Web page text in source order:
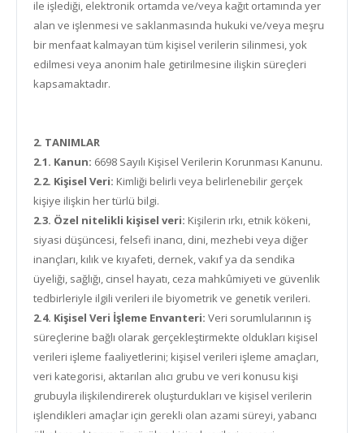
ile işlediği, elektronik ortamda ve/veya kağıt ortamında yer
alan ve işlenmesi ve saklanmasında hukuki ve/veya meşru
bir menfaat kalmayan tüm kişisel verilerin silinmesi, yok
edilmesi veya anonim hale getirilmesine ilişkin süreçleri
kapsamaktadır.
2. TANIMLAR
2.1. Kanun: 6698 Sayılı Kişisel Verilerin Korunması Kanunu.
2.2. Kişisel Veri: Kimliği belirli veya belirlenebilir gerçek
kişiye ilişkin her türlü bilgi.
2.3. Özel nitelikli kişisel veri: Kişilerin ırkı, etnik kökeni,
siyasi düşüncesi, felsefi inancı, dini, mezhebi veya diğer
inançları, kılık ve kıyafeti, dernek, vakıf ya da sendika
üyeliği, sağlığı, cinsel hayatı, ceza mahkûmiyeti ve güvenlik
tedbirleriyle ilgili verileri ile biyometrik ve genetik verileri.
2.4. Kişisel Veri İşleme Envanteri: Veri sorumlularının iş
süreçlerine bağlı olarak gerçekleştirmekte oldukları kişisel
verileri işleme faaliyetlerini; kişisel verileri işleme amaçları,
veri kategorisi, aktarılan alıcı grubu ve veri konusu kişi
grubuyla ilişkilendirerek oluşturdukları ve kişisel verilerin
işlendikleri amaçlar için gerekli olan azami süreyi, yabancı